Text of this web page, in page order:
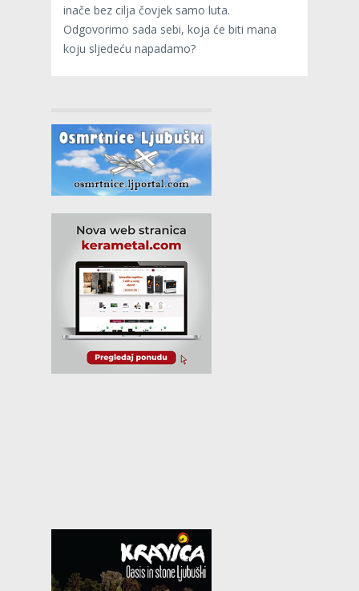
inače bez cilja čovjek samo luta.
Odgovorimo sada sebi, koja će biti mana
koju sljedeću napadamo?